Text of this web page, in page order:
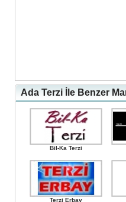
Ada Terzi İle Benzer
Bil-Ka Terzi
Terzi Erbay